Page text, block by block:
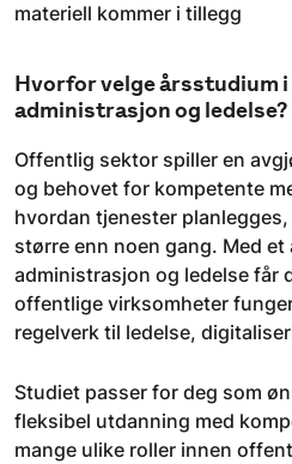
materiell kommer i tillegg
Hvorfor velge årsstudium
administrasjon og ledelse?
Offentlig sektor spiller en
og behovet for kompetente
hvordan tjenester
større enn noen gang. Med
administrasjon og ledelse får
offentlige virksomheter
regelverk til ledelse,
Studiet passer for deg som
fleksibel utdanning med
mange ulike roller innen